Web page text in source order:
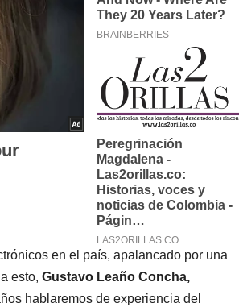
en el país, apalancado por una
esto, Gustavo Leaño Concha,
hablaremos de experiencia del